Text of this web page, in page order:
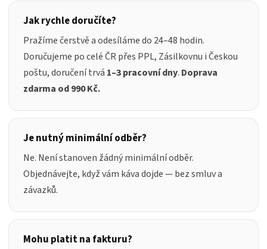
Jak rychle doručíte?
Pražíme čerstvě a odesíláme do 24–48 hodin.
Doručujeme po celé ČR přes PPL, Zásilkovnu i Českou
poštu, doručení trvá 1–3 pracovní dny. Doprava
zdarma od 990 Kč.
Je nutný minimální odběr?
Ne. Není stanoven žádný minimální odběr.
Objednávejte, když vám káva dojde — bez smluv a
závazků.
Mohu platit na fakturu?